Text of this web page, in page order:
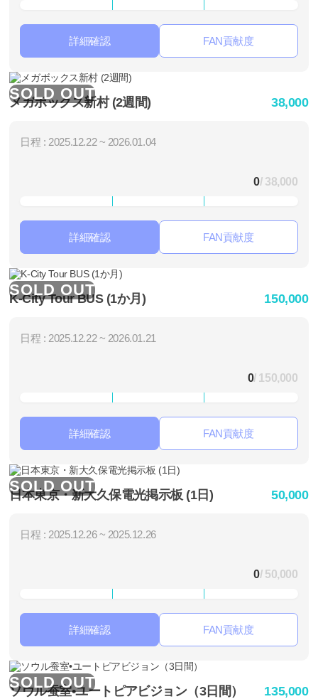
詳細確認 FAN貢献度
SOLD OUT
メガボックス新村 (2週間) 38,000
日程 : 2025.12.22 ~ 2026.01.04
0/ 38,000
詳細確認 FAN貢献度
SOLD OUT
K-City Tour BUS (1か月) 150,000
日程 : 2025.12.22 ~ 2026.01.21
0/ 150,000
詳細確認 FAN貢献度
SOLD OUT
日本東京・新大久保電光掲示板 (1日) 50,000
日程 : 2025.12.26 ~ 2025.12.26
0/ 50,000
詳細確認 FAN貢献度
SOLD OUT
ソウル蚕室•ユートピアビジョン（3日間） 135,000